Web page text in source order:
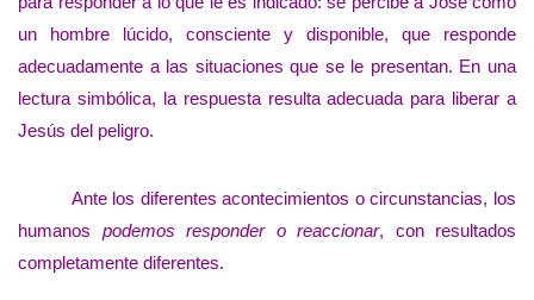
un hombre lúcido, consciente y disponible, que responde
adecuadamente a las situaciones que se le presentan. En una
lectura simbólica, la respuesta resulta adecuada para liberar a
Jesús del peligro.
Ante los diferentes acontecimientos o circunstancias, los
humanos podemos responder o reaccionar, con resultados
completamente diferentes.